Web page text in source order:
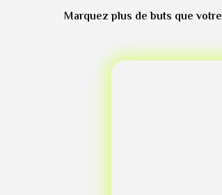
Marquez plus de buts que